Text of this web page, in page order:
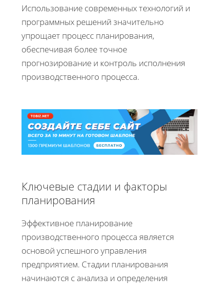
Использование современных технологий и
программных решений значительно
упрощает процесс планирования,
обеспечивая более точное
прогнозирование и контроль исполнения
производственного процесса.
Ключевые стадии и факторы
планирования
Эффективное планирование
производственного процесса является
основой успешного управления
предприятием. Стадии планирования
начинаются с анализа и определения